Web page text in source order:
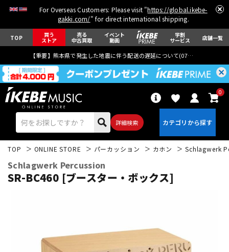
For Overseas Customers: Please visit "https://global.ikebe-
gakki.com/" for direct international shipping.
TOP 買う
ストア
売る
中古買取
イベント
動画
学割
サービス 店舗一覧
【重要】熊本県で発生した地震に伴う配送の遅延について(07月29日
詳細検索
0
ベース ウクレレ
TOP ONLINE STORE パーカッション カホン Schlagwerk
Schlagwerk Percussion
SR-BC460 [ブースター・ボックス]